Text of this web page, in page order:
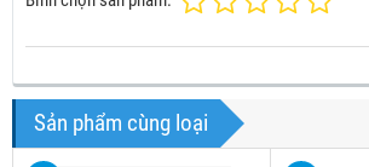
Sản phẩm cùng loại